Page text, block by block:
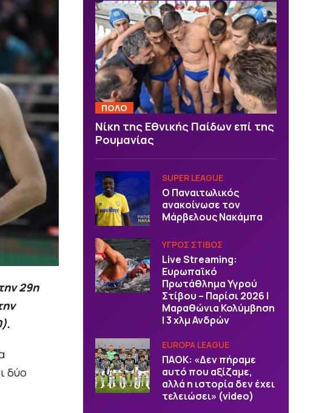
29η
δύο
ΠΟΛΟ
Νίκη της Εθνικής Παίδων επί της
Ρουμανίας
SUPER LEAGUE
Ο Παναιτωλικός
ανακοίνωσε τον
Μάρβελους Νακάμπα
ΥΓΡΟΣ ΣΤΙΒΟΣ
Live Streaming:
Ευρωπαϊκό
Πρωτάθλημα Υγρού
Στίβου – Παρίσι 2026 |
Μαραθώνια Κολύμβηση
| 3 χλμ Ανδρών
EUROPA LEAGUE
ΠΑΟΚ: «Δεν πήραμε
αυτό που αξίζαμε,
αλλά η ιστορία δεν έχει
τελειώσει» (video)